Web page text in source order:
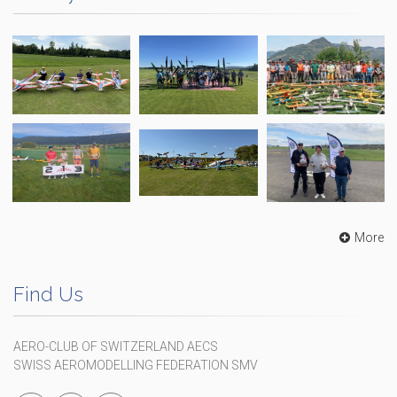
More
Find Us
AERO-CLUB OF SWITZERLAND AECS
SWISS AEROMODELLING FEDERATION SMV